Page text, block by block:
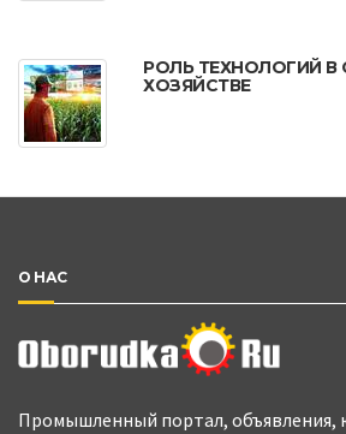
РОЛЬ ТЕХНОЛОГИЙ В
ХОЗЯЙСТВЕ
О НАС
Промышленный портал, объявления,